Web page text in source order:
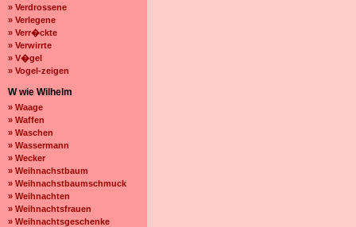
» Verdrossene
» Verlegene
» Verr�ckte
» Verwirrte
» V�gel
» Vogel-zeigen
W wie Wilhelm
» Waage
» Waffen
» Waschen
» Wassermann
» Wecker
» Weihnachstbaum
» Weihnachstbaumschmuck
» Weihnachten
» Weihnachtsfrauen
» Weihnachtsgeschenke